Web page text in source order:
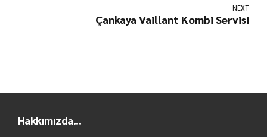
NEXT
Çankaya Vaillant Kombi Servisi
Hakkımızda...